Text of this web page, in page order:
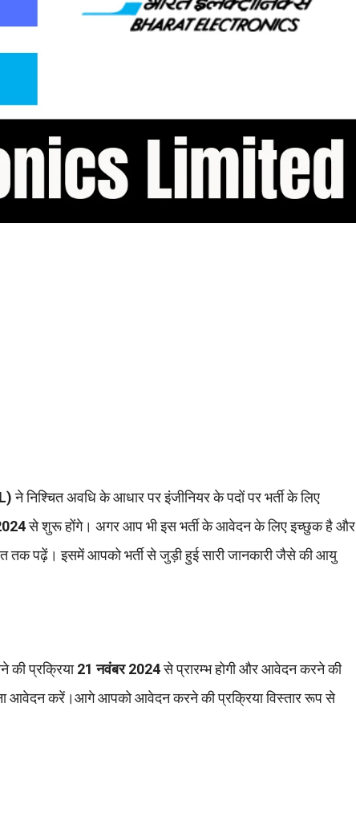
ने निश्चित अवधि के आधार पर इंजीनियर के पदों पर भर्ती के लिए
से शुरू होंगे। अगर आप भी इस भर्ती के आवेदन के लिए इच्छुक है और
तक पढ़ें। इसमें आपको भर्ती से जुड़ी हुई सारी जानकारी जैसे की आयु
की प्रक्रिया21 नवंबर 2024से प्रारम्भ होगी और आवेदन करने की
आवेदन करें।आगे आपको आवेदन करने की प्रक्रिया विस्तार रूप से